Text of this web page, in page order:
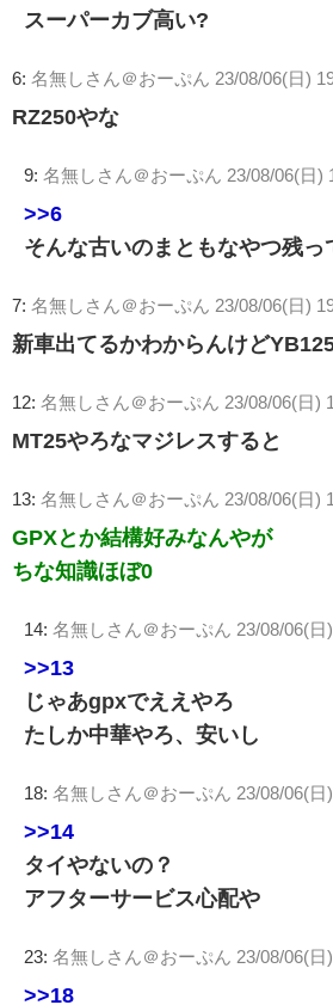
スーパーカブ高い?
6: 名無しさん＠おーぷん 23/08/06(日)
RZ250やな
9: 名無しさん＠おーぷん 23/08/06(日)
>>6
そんな古いのまともなやつ残っ
7: 名無しさん＠おーぷん 23/08/06(日)
新車出てるかわからんけど
12: 名無しさん＠おーぷん 23/08/06(日)
MT25やろなマジレスすると
13: 名無しさん＠おーぷん 23/08/06(日)
GPXとか結構好みなんやが
ちな知識ほぼ0
14: 名無しさん＠おーぷん 23/08/06(日
>>13
じゃあgpxでええやろ
たしか中華やろ、安いし
18: 名無しさん＠おーぷん 23/08/06(日
>>14
タイやないの？
アフターサービス心配や
23: 名無しさん＠おーぷん 23/08/06(日
>>18